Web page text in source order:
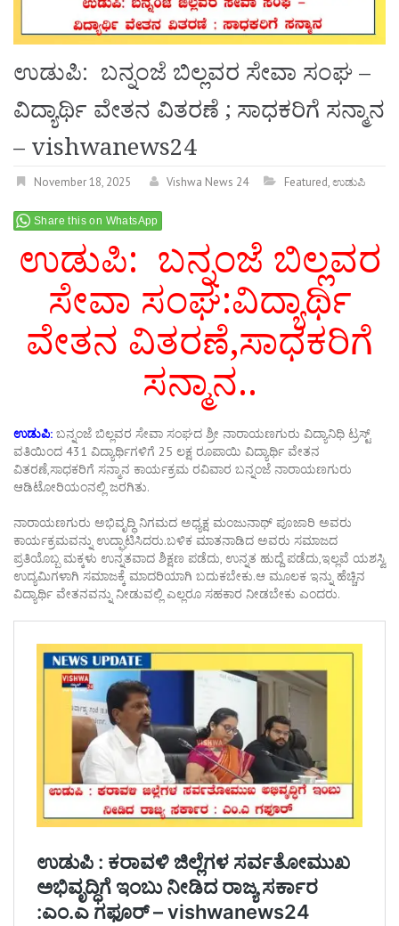
ಉಡುಪಿ: ಬನ್ನಂಜೆ ಬಿಲ್ಲವರ ಸೇವಾ ಸಂಘ –
ವಿದ್ಯಾರ್ಥಿ ವೇತನ ವಿತರಣೆ ; ಸಾಧಕರಿಗೆ ಸನ್ಮಾನ
– vishwanews24
November 18, 2025 Vishwa News 24 Featured,ಉಡುಪಿ
Share this on WhatsApp
ಉಡುಪಿ: ಬನ್ನಂಜೆ ಬಿಲ್ಲವರ
ಸೇವಾ ಸಂಘ:ವಿದ್ಯಾರ್ಥಿ
ವೇತನ ವಿತರಣೆ,ಸಾಧಕರಿಗೆ
ಸನ್ಮಾನ..
ಉಡುಪಿ: ಬನ್ನಂಜೆ ಬಿಲ್ಲವರ ಸೇವಾ ಸಂಘದ ಶ್ರೀ ನಾರಾಯಣಗುರು ವಿದ್ಯಾನಿಧಿ ಟ್ರಸ್ಟ್
ವತಿಯಿಂದ 431 ವಿದ್ಯಾರ್ಥಿಗಳಿಗೆ 25 ಲಕ್ಷ ರೂಪಾಯಿ ವಿದ್ಯಾರ್ಥಿ ವೇತನ
ವಿತರಣೆ,ಸಾಧಕರಿಗೆ ಸನ್ಮಾನ ಕಾರ್ಯಕ್ರಮ ರವಿವಾರ ಬನ್ನಂಜೆ ನಾರಾಯಣಗುರು
ಆಡಿಟೋರಿಯಂನಲ್ಲಿ ಜರಗಿತು.
ನಾರಾಯಣಗುರು ಅಭಿವೃದ್ಧಿ ನಿಗಮದ ಅಧ್ಯಕ್ಷ ಮಂಜುನಾಥ್ ಪೂಜಾರಿ ಅವರು
ಕಾರ್ಯಕ್ರಮವನ್ನು ಉದ್ಘಾಟಿಸಿದರು.ಬಳಿಕ ಮಾತನಾಡಿದ ಅವರು ಸಮಾಜದ
ಪ್ರತಿಯೊಬ್ಬ ಮಕ್ಕಳು ಉನ್ನತವಾದ ಶಿಕ್ಷಣ ಪಡೆದು, ಉನ್ನತ ಹುದ್ದೆ ಪಡೆದು,ಇಲ್ಲವೆ ಯಶಸ್ವಿ
ಉದ್ಯಮಿಗಳಾಗಿ ಸಮಾಜಕ್ಕೆ ಮಾದರಿಯಾಗಿ ಬದುಕಬೇಕು.ಆ ಮೂಲಕ ಇನ್ನು ಹೆಚ್ಚಿನ
ವಿದ್ಯಾರ್ಥಿ ವೇತನವನ್ನು ನೀಡುವಲ್ಲಿ ಎಲ್ಲರೂ ಸಹಕಾರ ನೀಡಬೇಕು ಎಂದರು.